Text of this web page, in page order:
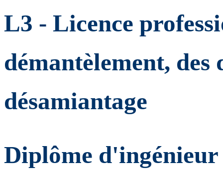
L3 - Licence
démantèlement, des
désamiantage
Diplôme d'ingénieur